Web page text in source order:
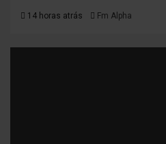
14 horas atrás Fm Alpha